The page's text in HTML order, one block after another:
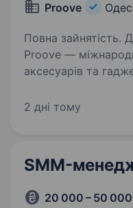
Proove
Повна зайнятість.
Proove —
аксесуарів та
та глобальному
2 дні тому
SMM-
20 000 – 50 000